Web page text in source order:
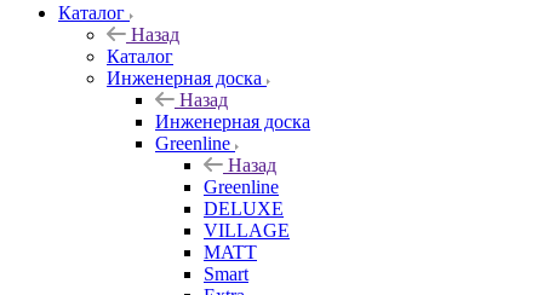
Каталог
Назад
Каталог
Инженерная доска
Назад
Инженерная доска
Greenline
Назад
Greenline
DELUXE
VILLAGE
MATT
Smart